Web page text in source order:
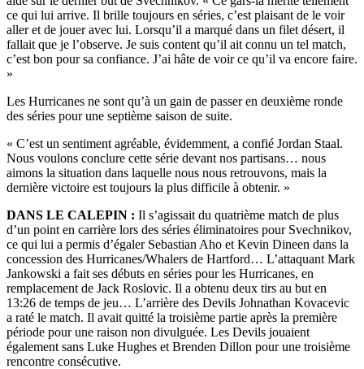
ce qui lui arrive. Il brille toujours en séries, c’est plaisant de le voir
aller et de jouer avec lui. Lorsqu’il a marqué dans un filet désert, il
fallait que je l’observe. Je suis content qu’il ait connu un tel match,
c’est bon pour sa confiance. J’ai hâte de voir ce qu’il va encore faire.
»
Les Hurricanes ne sont qu’à un gain de passer en deuxième ronde
des séries pour une septième saison de suite.
« C’est un sentiment agréable, évidemment, a confié Jordan Staal.
Nous voulons conclure cette série devant nos partisans… nous
aimons la situation dans laquelle nous nous retrouvons, mais la
dernière victoire est toujours la plus difficile à obtenir. »
DANS LE CALEPIN : Il s’agissait du quatrième match de plus
d’un point en carrière lors des séries éliminatoires pour Svechnikov,
ce qui lui a permis d’égaler Sebastian Aho et Kevin Dineen dans la
concession des Hurricanes/Whalers de Hartford… L’attaquant Mark
Jankowski a fait ses débuts en séries pour les Hurricanes, en
remplacement de Jack Roslovic. Il a obtenu deux tirs au but en
13:26 de temps de jeu… L’arrière des Devils Johnathan Kovacevic
a raté le match. Il avait quitté la troisième partie après la première
période pour une raison non divulguée. Les Devils jouaient
également sans Luke Hughes et Brenden Dillon pour une troisième
rencontre consécutive.